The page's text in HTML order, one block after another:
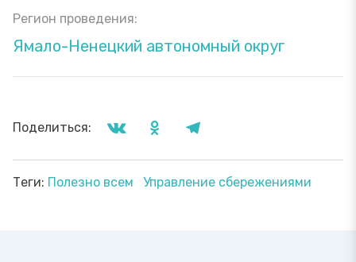
Регион проведения:
Ямало-Ненецкий автономный округ
Поделиться:
Теги: Полезно всем Управление сбережениями